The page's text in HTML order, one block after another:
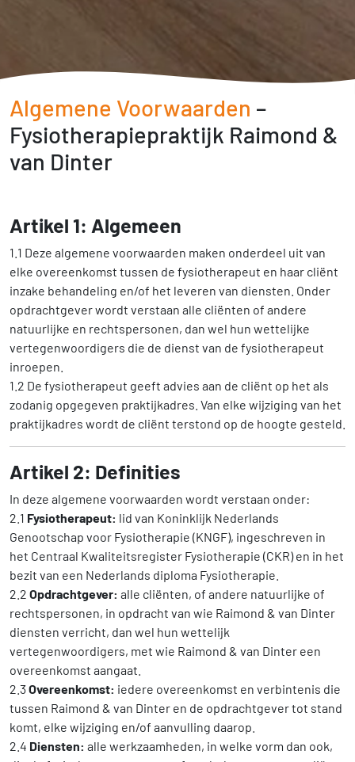
Algemene Voorwaarden –
Fysiotherapiepraktijk Raimond &
van Dinter
Artikel 1: Algemeen
1.1 Deze algemene voorwaarden maken onderdeel uit van
elke overeenkomst tussen de fysiotherapeut en haar cliënt
inzake behandeling en/of het leveren van diensten. Onder
opdrachtgever wordt verstaan alle cliënten of andere
natuurlijke en rechtspersonen, dan wel hun wettelijke
vertegenwoordigers die de dienst van de fysiotherapeut
inroepen.
1.2 De fysiotherapeut geeft advies aan de cliënt op het als
zodanig opgegeven praktijkadres. Van elke wijziging van het
praktijkadres wordt de cliënt terstond op de hoogte gesteld.
Artikel 2: Definities
In deze algemene voorwaarden wordt verstaan onder:
2.1 Fysiotherapeut: lid van Koninklijk Nederlands
Genootschap voor Fysiotherapie (KNGF), ingeschreven in
het Centraal Kwaliteitsregister Fysiotherapie (CKR) en in het
bezit van een Nederlands diploma Fysiotherapie.
2.2 Opdrachtgever: alle cliënten, of andere natuurlijke of
rechtspersonen, in opdracht van wie Raimond & van Dinter
diensten verricht, dan wel hun wettelijk
vertegenwoordigers, met wie Raimond & van Dinter een
overeenkomst aangaat.
2.3Overeenkomst: iedere overeenkomst en verbintenis die
tussen Raimond & van Dinter en de opdrachtgever tot stand
komt, elke wijziging en/of aanvulling daarop.
2.4 Diensten: alle werkzaamheden, in welke vorm dan ook,